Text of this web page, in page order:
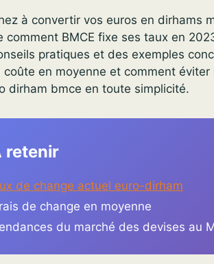
à convertir vos euros en dirhams
comment BMCE fixe ses taux en
pratiques et des exemples
coûte en moyenne et comment
dirham bmce en toute simplicité.
retenir
de change actuel euro-dirham
de change en moyenne
du marché des devises au